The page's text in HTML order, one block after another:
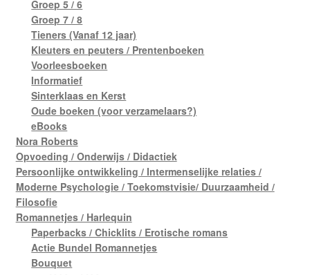
Groep 5 / 6
Groep 7 / 8
Tieners (Vanaf 12 jaar)
Kleuters en peuters / Prentenboeken
Voorleesboeken
Informatief
Sinterklaas en Kerst
Oude boeken (voor verzamelaars?)
eBooks
Nora Roberts
Opvoeding / Onderwijs / Didactiek
Persoonlijke ontwikkeling / Intermenselijke relaties /
Moderne Psychologie / Toekomstvisie/ Duurzaamheid /
Filosofie
Romannetjes / Harlequin
Paperbacks / Chicklits / Erotische romans
Actie Bundel Romannetjes
Bouquet